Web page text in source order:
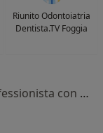
Riunito Odontoiatria
Dentista.TV Foggia
Questo centro non ha nessun professionista con date disponibili